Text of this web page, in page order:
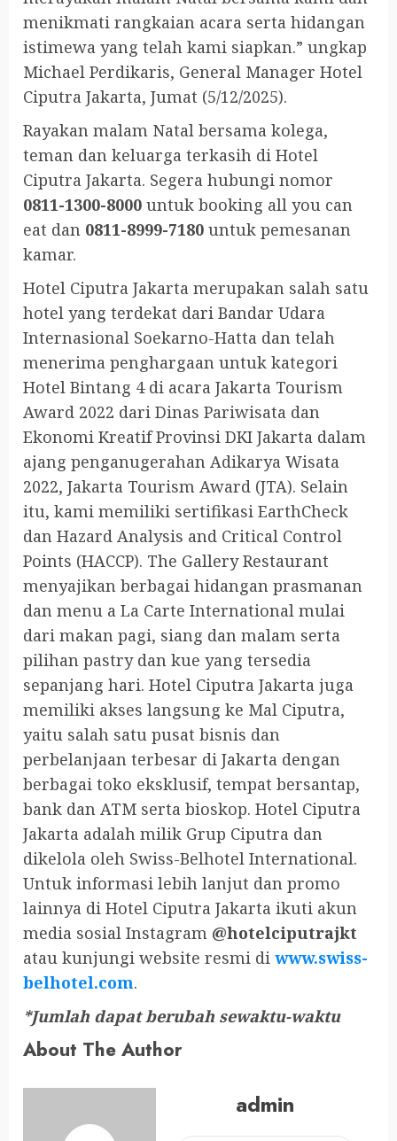
menikmati rangkaian acara serta hidangan
istimewa yang telah kami siapkan.” ungkap
Michael Perdikaris, General Manager Hotel
Ciputra Jakarta, Jumat (5/12/2025).
Rayakan malam Natal bersama kolega,
teman dan keluarga terkasih di Hotel
Ciputra Jakarta. Segera hubungi nomor
0811-1300-8000 untuk booking all you can
eat dan 0811-8999-7180 untuk pemesanan
kamar.
Hotel Ciputra Jakarta merupakan salah satu
hotel yang terdekat dari Bandar Udara
Internasional Soekarno-Hatta dan telah
menerima penghargaan untuk kategori
Hotel Bintang 4 di acara Jakarta Tourism
Award 2022 dari Dinas Pariwisata dan
Ekonomi Kreatif Provinsi DKI Jakarta dalam
ajang penganugerahan Adikarya Wisata
2022, Jakarta Tourism Award (JTA). Selain
itu, kami memiliki sertifikasi EarthCheck
dan Hazard Analysis and Critical Control
Points (HACCP). The Gallery Restaurant
menyajikan berbagai hidangan prasmanan
dan menu a La Carte International mulai
dari makan pagi, siang dan malam serta
pilihan pastry dan kue yang tersedia
sepanjang hari. Hotel Ciputra Jakarta juga
memiliki akses langsung ke Mal Ciputra,
yaitu salah satu pusat bisnis dan
perbelanjaan terbesar di Jakarta dengan
berbagai toko eksklusif, tempat bersantap,
bank dan ATM serta bioskop. Hotel Ciputra
Jakarta adalah milik Grup Ciputra dan
dikelola oleh Swiss-Belhotel International.
Untuk informasi lebih lanjut dan promo
lainnya di Hotel Ciputra Jakarta ikuti akun
media sosial Instagram @hotelciputrajkt
atau kunjungi website resmi di www.swiss-
belhotel.com.
*Jumlah dapat berubah sewaktu-waktu
About The Author
admin